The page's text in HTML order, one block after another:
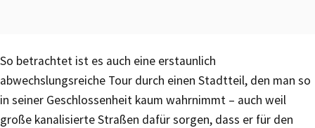
So betrachtet ist es auch eine erstaunlich
abwechslungsreiche Tour durch einen Stadtteil, den man so
in seiner Geschlossenheit kaum wahrnimmt – auch weil
große kanalisierte Straßen dafür sorgen, dass er für den